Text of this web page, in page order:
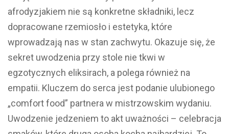
afrodyzjakiem nie są konkretne składniki, lecz
dopracowane rzemiosło i estetyka, które
wprowadzają nas w stan zachwytu. Okazuje się, że
sekret uwodzenia przy stole nie tkwi w
egzotycznych eliksirach, a polega również na
empatii. Kluczem do serca jest podanie ulubionego
„comfort food” partnera w mistrzowskim wydaniu.
Uwodzenie jedzeniem to akt uważności – celebracja